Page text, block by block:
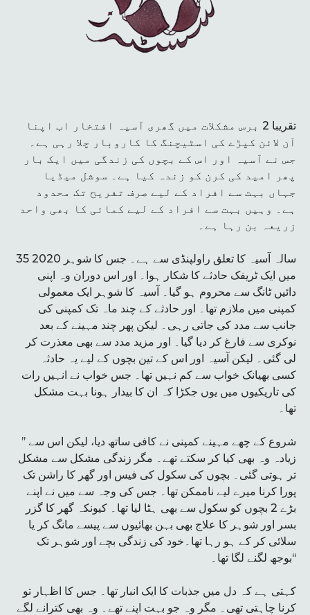
تقریبا 2 برس مشکلات میں گھری آسیہ افتخار اب اپنا
آن لائن کپڑے کی اسٹیچنگ کا کاروبار چلا رہی ہے۔
جس نے آسیہ اور اس کے بچوں کی زندگی میں ایک بار
پھر امید کی کرن کو زندہ کیا ہے۔ سوشل میڈیا
جہاں بہت سے افراد کے لیے صرف تفریح تک محدود
ہے۔ وہیں بہت سے افراد کے لیے کمائی کا بھی واحد
زریعہ بن رہا ہے۔
35 سالہ آسیہ کا تعلق راولپنڈی سے ہے۔ جس کا شوہر 2020
میں ایک ٹریفک حادثے کا شکار ہوا۔ اور اس دوران وہ اپنی
دائیں ٹانگ سے محروم ہو گیا۔ آسیہ کا شوہر ایک معمولی
کمپنی میں ملازم تھا۔ اور حادثے کے چند ماہ تک کمپنی کی
جانب سے مدد کی جاتی رہی۔ لیکن پھر چند مہینے کے بعد
نوکری سے فارغ کر دیا گیا۔ اور مزید مدد سے بھی معذرت کر
لی گئی۔ لیکن آسیہ اور اس کے تین بچوں کے لیے یہ حادثہ
کسی بھیانک خواب سے کم نہیں تھا۔ جس خواب نے انہیں رات
کی تاریکیوں میں یوں جکڑا کہ ان کا بیدار ہونا بہت مشکل
تھا۔
’’ شروع کے چھے مہینے کمپنی نے کافی ساتھ دیا، لیکن اس سے
زیادہ وہ بھی کیا کر سکتے تھے۔ مگر زندگی مشکل سے مشکل
تر ہوتی گئی۔ بچوں کی سکول کی فیس اور گھر کا راشن تک
پورا کرنا میرے لیے ناممکن تھا۔ جس کی وجہ سے میں نے اپنے
بڑے 2 بچوں کو سکول سے بھی ہٹا لیا تھا۔ کیونکہ گھر کا گزر
بسر اور شوہر کا علاج بھی بہن بھائیوں سے پیسے مانگ کر یا
سلائی کر کے ہو رہا تھا۔خود کی زندگی بچے اور شوہر تک
بوجھ لگنے لگا تھا۔‘‘
کہتی ہے کہ دل میں جذبات کا ایک انبار تھا۔ جس کا اظہار تو
کرنا چاہتی تھی۔ مگر وہ جو بہت اپنے تھے۔ وہ بھی کترانے لگے